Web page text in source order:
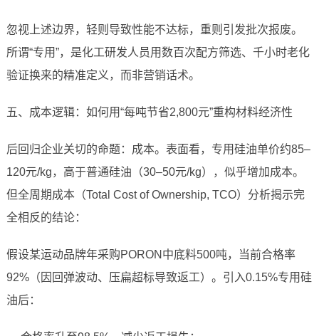
忽视上述边界，轻则导致性能不达标，重则引发批次报废。
所谓“专用”，是化工研发人员用数百次配方筛选、千小时老化
验证换来的精准定义，而非营销话术。
五、成本逻辑：如何用“每吨节省2,800元”重构材料经济性
后回归企业关切的命题：成本。表面看，专用硅油单价约85–
120元/kg，高于普通硅油（30–50元/kg），似乎增加成本。
但全周期成本（Total Cost of Ownership, TCO）分析揭示完
全相反的结论：
假设某运动品牌年采购PORON中底料500吨，当前合格率
92%（因回弹波动、压扁超标导致返工）。引入0.15%专用硅
油后：